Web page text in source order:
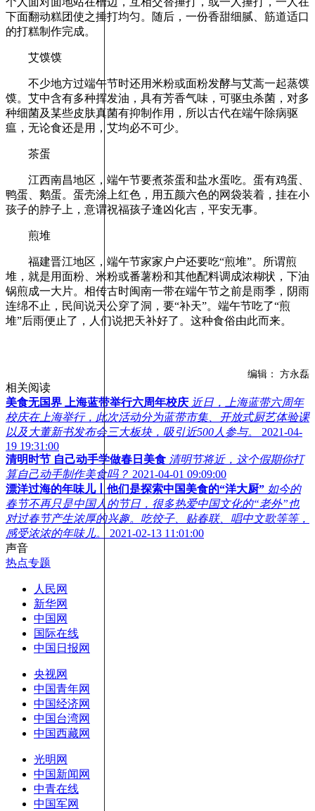
下面翻动糕团使之捶打均匀。随后，一份香甜细腻、筋道适口
的打糕制作完成。
艾馍馍
不少地方过端午节时还用米粉或面粉发酵与艾蒿一起蒸馍
馍。艾中含有多种挥发油，具有芳香气味，可驱虫杀菌，对多
种细菌及某些皮肤真菌有抑制作用，所以古代在端午除病驱
瘟，无论食还是用，艾均必不可少。
茶蛋
江西南昌地区，端午节要煮茶蛋和盐水蛋吃。蛋有鸡蛋、
鸭蛋、鹅蛋。蛋壳涂上红色，用五颜六色的网袋装着，挂在小
孩子的脖子上，意谓祝福孩子逢凶化吉，平安无事。
煎堆
福建晋江地区，端午节家家户户还要吃“煎堆”。所谓煎
堆，就是用面粉、米粉或番薯粉和其他配料调成浓糊状，下油
锅煎成一大片。相传古时闽南一带在端午节之前是雨季，阴雨
连绵不止，民间说天公穿了洞，要“补天”。端午节吃了“煎
堆”后雨便止了，人们说把天补好了。这种食俗由此而来。
编辑： 方永磊
相关阅读
美食无国界 上海蓝带举行六周年校庆 近日，上海蓝带六周年
校庆在上海举行，此次活动分为蓝带市集、开放式厨艺体验课
以及大董新书发布会三大板块，吸引近500人参与。
2021-04-
19 19:31:00
清明时节 自己动手学做春日美食 清明节将近，这个假期你打
算自己动手制作美食吗？ 2021-04-01 09:09:00
漂洋过海的年味儿丨他们是探索中国美食的“洋大厨” 如今的
春节不再只是中国人的节日，很多热爱中国文化的“老外”也
对过春节产生浓厚的兴趣。吃饺子、贴春联、唱中文歌等等，
感受浓浓的年味儿。
2021-02-13 11:01:00
声音
热点专题
人民网
新华网
中国网
国际在线
中国日报网
央视网
中国青年网
中国经济网
中国台湾网
中国西藏网
光明网
中国新闻网
中青在线
中国军网